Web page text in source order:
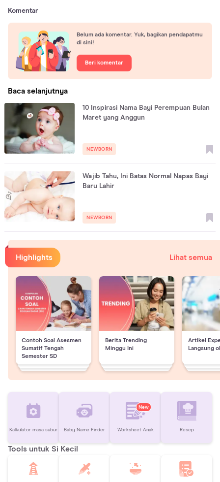
Komentar
Belum ada komentar. Yuk, bagikan pendapatmu
di sini!
Beri komentar
Baca selanjutnya
10 Inspirasi Nama Bayi Perempuan Bulan
Maret yang Anggun
NEWBORN
Wajib Tahu, Ini Batas Normal Napas Bayi
Baru Lahir
NEWBORN
Highlights Lihat semua
Contoh Soal Asesmen
Sumatif Tengah
Semester SD
Berita Trending
Minggu Ini
Artikel
Langsung
Kalkulator masa subur Baby Name Finder
New
Worksheet Anak Resep
Tools untuk Si Kecil